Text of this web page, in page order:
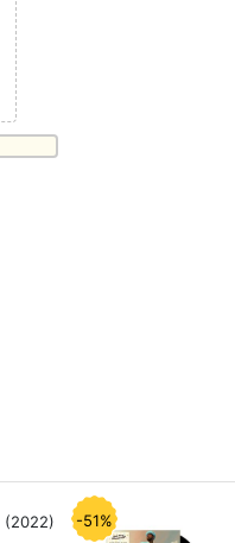
(2022) -51%